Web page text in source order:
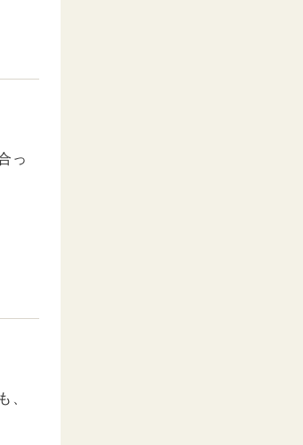
っ